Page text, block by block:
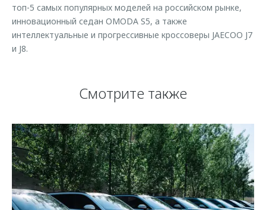
топ-5 самых популярных моделей на российском рынке,
инновационный седан OMODA S5, а также
интеллектуальные и прогрессивные кроссоверы JAECOO J7
и J8.
Смотрите также